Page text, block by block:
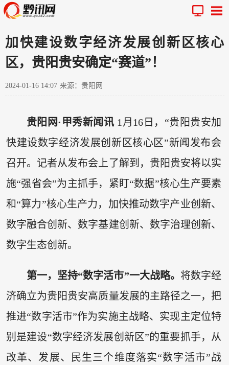
加快建设数字经济发展创新区核心
区，贵阳贵安确定“赛道”！
2024-01-16 14:07 来源：贵阳网
贵阳网·甲秀新闻讯1月16日，“贵阳贵安加
快建设数字经济发展创新区核心区”新闻发布会
召开。记者从发布会上了解到，贵阳贵安将以实
施“强省会”为主抓手，紧盯“数据”核心生产要素
和“算力”核心生产力，加快推动数字产业创新、
数字融合创新、数字基建创新、数字治理创新、
数字生态创新。
第一，坚持“数字活市”一大战略。 将数字经
济确立为贵阳贵安高质量发展的主路径之一，把
推进“数字活市”作为实施主战略、实现主定位特
别是建设“数字经济发展创新区”的重要抓手，从
改革、发展、民生三个维度落实“数字活市”战